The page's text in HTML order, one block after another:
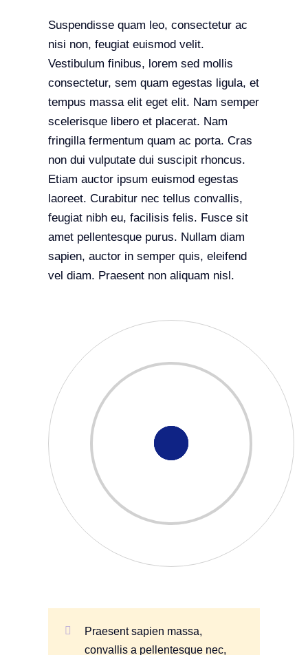
Suspendisse quam leo, consectetur ac
nisi non, feugiat euismod velit.
Vestibulum finibus, lorem sed mollis
consectetur, sem quam egestas ligula, et
tempus massa elit eget elit. Nam semper
scelerisque libero et placerat. Nam
fringilla fermentum quam ac porta. Cras
non dui vulputate dui suscipit rhoncus.
Etiam auctor ipsum euismod egestas
laoreet. Curabitur nec tellus convallis,
feugiat nibh eu, facilisis felis. Fusce sit
amet pellentesque purus. Nullam diam
sapien, auctor in semper quis, eleifend
vel diam. Praesent non aliquam nisl.
Praesent sapien massa,
convallis a pellentesque nec,